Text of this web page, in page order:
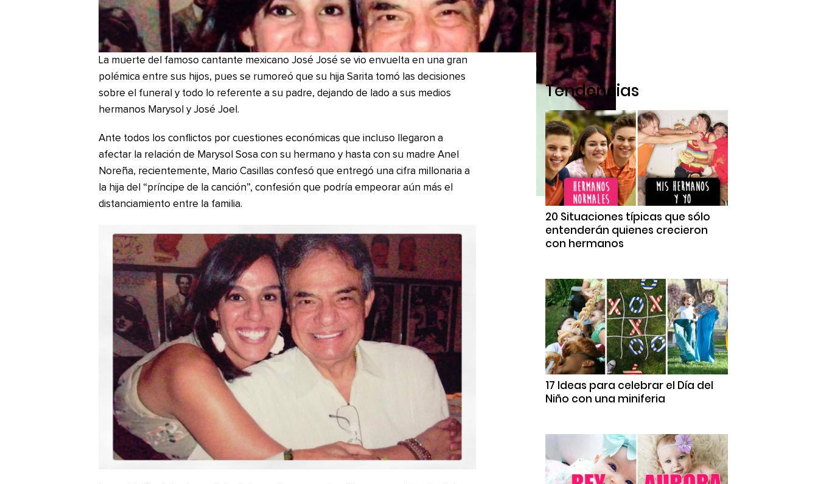
La muerte del famoso cantante mexicano José José se vio envuelta en una gran
polémica entre sus hijos, pues se rumoreó que su hija Sarita tomó las decisiones
sobre el funeral y todo lo referente a su padre, dejando de lado a sus medios
hermanos Marysol y José Joel.
Ante todos los conflictos por cuestiones económicas que incluso llegaron a
afectar la relación de Marysol Sosa con su hermano y hasta con su madre Anel
Noreña, recientemente, Mario Casillas confesó que entregó una cifra millonaria a
la hija del “príncipe de la canción”, confesión que podría empeorar aún más el
distanciamiento entre la familia.
Tendencias
20 Situaciones típicas que sólo
entenderán quienes crecieron
con hermanos
17 Ideas para celebrar el Día del
Niño con una miniferia